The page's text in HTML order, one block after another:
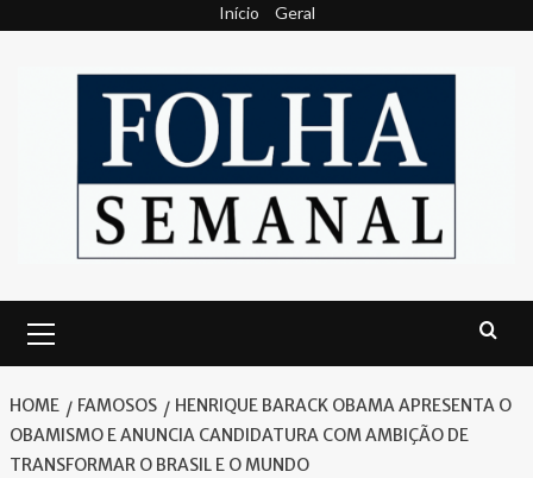
Início Geral
Menu
HOME FAMOSOS
HENRIQUE BARACK OBAMA APRESENTA O
OBAMISMO E ANUNCIA CANDIDATURA COM AMBIÇÃO DE
TRANSFORMAR O BRASIL E O MUNDO